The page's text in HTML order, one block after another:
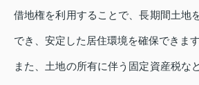
借地権を利用することで、長期間土地
でき、安定した居住環境を確保できます
また、土地の所有に伴う固定資産税な